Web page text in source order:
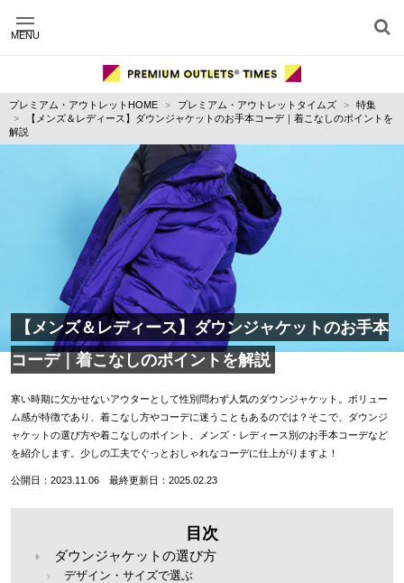
MENU
施設別に記事を探す
運営会社
利用規約
プレミアム・アウトレットHOME プレミアム・アウトレットタイムズ
特集
【メンズ＆レディース】ダウンジャケットのお手本コーデ｜着こなしのポイントを
解説
【メンズ＆レディース】ダウンジャケットのお手本
コーデ｜着こなしのポイントを解説
寒い時期に欠かせないアウターとして性別問わず人気のダウンジャケット。ボリュー
ム感が特徴であり、着こなし方やコーデに迷うこともあるのでは？そこで、ダウンジ
ャケットの選び方や着こなしのポイント、メンズ・レディース別のお手本コーデなど
を紹介します。少しの工夫でぐっとおしゃれなコーデに仕上がりますよ！
公開日：2023.11.06 最終更新日：2025.02.23
目次
ダウンジャケットの選び方
デザイン・サイズで選ぶ